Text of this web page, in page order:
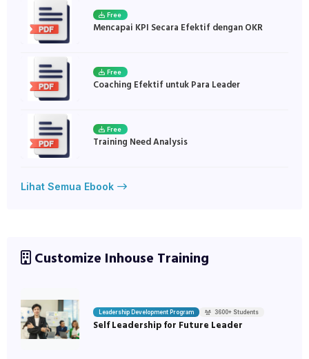
Free
Mencapai KPI Secara Efektif dengan OKR
Free
Coaching Efektif untuk Para Leader
Free
Training Need Analysis
Lihat Semua Ebook
Customize Inhouse Training
Leadership Development Program 3600+ Students
Self Leadership for Future Leader